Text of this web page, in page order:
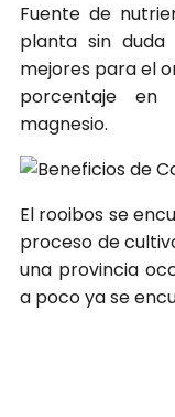
Fuente de
planta sin
mejores para el
porcentaje en
magnesio.
El rooibos se
proceso de
una provincia
a poco ya se